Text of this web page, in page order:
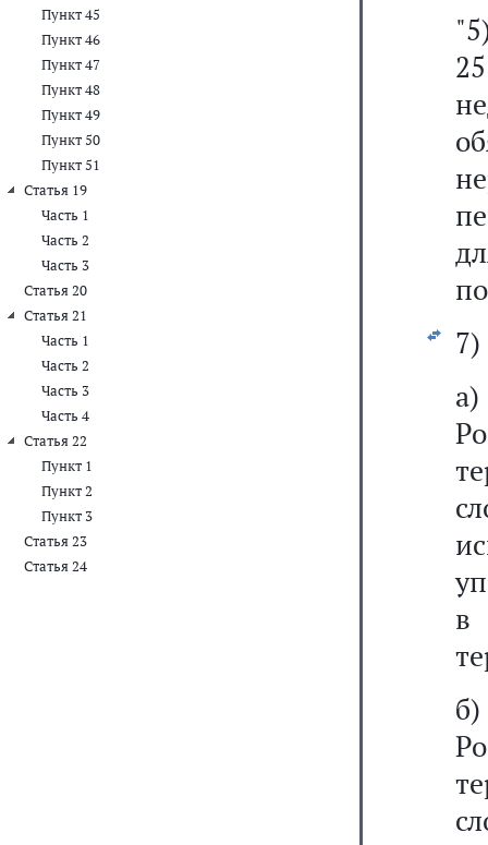
Пункт 45
Пункт 46
Пункт 47
Пункт 48
Пункт 49
Пункт 50
Пункт 51
Статья 19
Часть 1
Часть 2
Часть 3
Статья 20
Статья 21
Часть 1
Часть 2
Часть 3
Часть 4
Статья 22
Пункт 1
Пункт 2
Пункт 3
Статья 23
Статья 24
в